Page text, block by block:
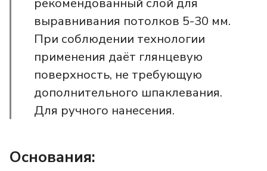
выравнивания потолков 5-30 мм.
При соблюдении технологии
применения даёт глянцевую
поверхность, не требующую
дополнительного шпаклевания.
Для ручного нанесения.
Основания: